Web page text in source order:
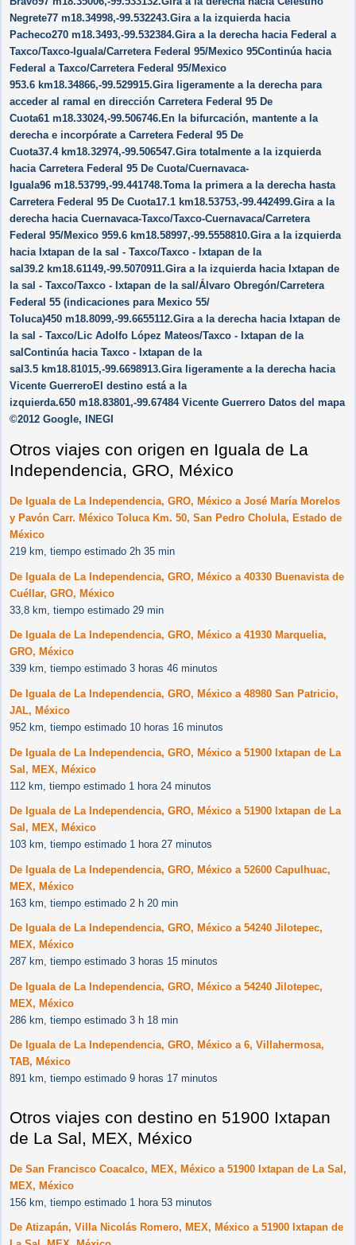
Negrete77 m18.34998,-99.532243.Gira a la izquierda hacia
Pacheco270 m18.3493,-99.532384.Gira a la derecha hacia Federal a
Taxco/​Taxco-Iguala/​Carretera Federal 95/​Mexico 95Continúa hacia
Federal a Taxco/​Carretera Federal 95/​Mexico
953.6 km18.34866,-99.529915.Gira ligeramente a la derecha para
acceder al ramal en dirección Carretera Federal 95 De
Cuota61 m18.33024,-99.506746.En la bifurcación, mantente a la
derecha e incorpórate a Carretera Federal 95 De
Cuota37.4 km18.32974,-99.506547.Gira totalmente a la izquierda
hacia Carretera Federal 95 De Cuota/​Cuernavaca-
Iguala96 m18.53799,-99.441748.Toma la primera a la derecha hasta
Carretera Federal 95 De Cuota17.1 km18.53753,-99.442499.Gira a la
derecha hacia Cuernavaca-Taxco/​Taxco-Cuernavaca/​Carretera
Federal 95/​Mexico 959.6 km18.58997,-99.5558810.Gira a la izquierda
hacia Ixtapan de la sal - Taxco/​Taxco - Ixtapan de la
sal39.2 km18.61149,-99.5070911.Gira a la izquierda hacia Ixtapan de
la sal - Taxco/​Taxco - Ixtapan de la sal/​Álvaro Obregón/​Carretera
Federal 55 (indicaciones para Mexico 55/​
Toluca)450 m18.8099,-99.6655112.Gira a la derecha hacia Ixtapan de
la sal - Taxco/​Lic Adolfo López Mateos/​Taxco - Ixtapan de la
salContinúa hacia Taxco - Ixtapan de la
sal3.5 km18.81015,-99.6698913.Gira ligeramente a la derecha hacia
Vicente GuerreroEl destino está a la
izquierda.650 m18.83801,-99.67484 Vicente Guerrero Datos del mapa
©2012 Google, INEGI
Otros viajes con origen en Iguala de La
Independencia, GRO, México
De Iguala de La Independencia, GRO, México a José María Morelos
y Pavón Carr. México Toluca Km. 50, San Pedro Cholula, Estado de
México
219 km, tiempo estimado 2h 35 min
De Iguala de La Independencia, GRO, México a 40330 Buenavista de
Cuéllar, GRO, México
33,8 km, tiempo estimado 29 min
De Iguala de La Independencia, GRO, México a 41930 Marquelia,
GRO, México
339 km, tiempo estimado 3 horas 46 minutos
De Iguala de La Independencia, GRO, México a 48980 San Patricio,
JAL, México
952 km, tiempo estimado 10 horas 16 minutos
De Iguala de La Independencia, GRO, México a 51900 Ixtapan de La
Sal, MEX, México
112 km, tiempo estimado 1 hora 24 minutos
De Iguala de La Independencia, GRO, México a 51900 Ixtapan de La
Sal, MEX, México
103 km, tiempo estimado 1 hora 27 minutos
De Iguala de La Independencia, GRO, México a 52600 Capulhuac,
MEX, México
163 km, tiempo estimado 2 h 20 min
De Iguala de La Independencia, GRO, México a 54240 Jilotepec,
MEX, México
287 km, tiempo estimado 3 horas 15 minutos
De Iguala de La Independencia, GRO, México a 54240 Jilotepec,
MEX, México
286 km, tiempo estimado 3 h 18 min
De Iguala de La Independencia, GRO, México a 6, Villahermosa,
TAB, México
891 km, tiempo estimado 9 horas 17 minutos
Otros viajes con destino en 51900 Ixtapan
de La Sal, MEX, México
De San Francisco Coacalco, MEX, México a 51900 Ixtapan de La Sal,
MEX, México
156 km, tiempo estimado 1 hora 53 minutos
De Atizapán, Villa Nicolás Romero, MEX, México a 51900 Ixtapan de